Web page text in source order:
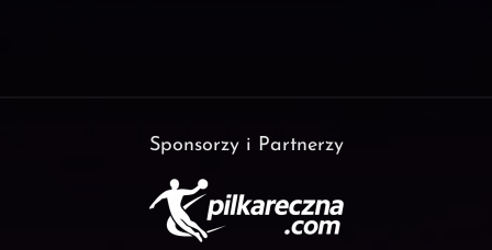
Sponsorzy i Partnerzy